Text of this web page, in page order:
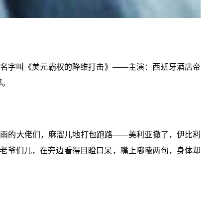
字叫《美元霸权的降维打击》——主演：西班牙酒店帝
的大佬们，麻溜儿地打包跑路——美利亚撤了，伊比利
爷们儿，在旁边看得目瞪口呆，嘴上嘟囔两句，身体却